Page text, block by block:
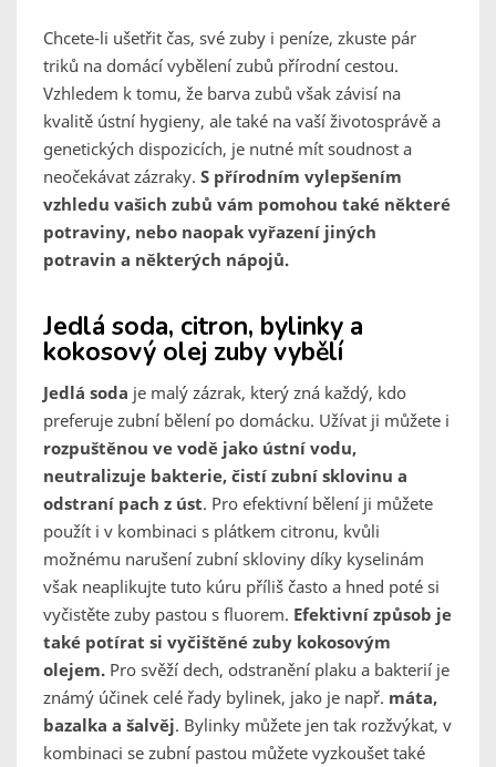
Chcete-li ušetřit čas, své zuby i peníze, zkuste pár
triků na domácí vybělení zubů přírodní cestou.
Vzhledem k tomu, že barva zubů však závisí na
kvalitě ústní hygieny, ale také na vaší životosprávě a
genetických dispozicích, je nutné mít soudnost a
neočekávat zázraky. S přírodním vylepšením
vzhledu vašich zubů vám pomohou také některé
potraviny, nebo naopak vyřazení jiných
potravin a některých nápojů.
Jedlá soda, citron, bylinky a
kokosový olej zuby vybělí
Jedlá soda je malý zázrak, který zná každý, kdo
preferuje zubní bělení po domácku. Užívat ji můžete i
rozpuštěnou ve vodě jako ústní vodu,
neutralizuje bakterie, čistí zubní sklovinu a
odstraní pach z úst. Pro efektivní bělení ji můžete
použít i v kombinaci s plátkem citronu, kvůli
možnému narušení zubní skloviny díky kyselinám
však neaplikujte tuto kúru příliš často a hned poté si
vyčistěte zuby pastou s fluorem. Efektivní způsob je
také potírat si vyčištěné zuby kokosovým
olejem. Pro svěží dech, odstranění plaku a bakterií je
známý účinek celé řady bylinek, jako je např. máta,
bazalka a šalvěj. Bylinky můžete jen tak rozžvýkat, v
kombinaci se zubní pastou můžete vyzkoušet také